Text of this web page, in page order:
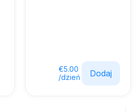
€5.00
/dzień
Dodaj